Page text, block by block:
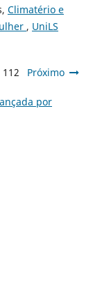
Climatério e
, UniLS
Próximo
por